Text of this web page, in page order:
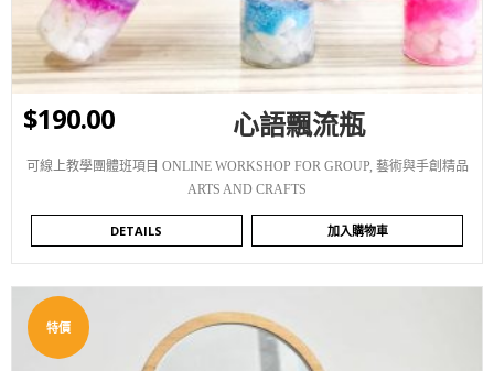
$190.00 心語飄流瓶
可線上教學團體班項目 ONLINE WORKSHOP FOR GROUP, 藝術與手創精品
ARTS AND CRAFTS
DETAILS 加入購物車
特價